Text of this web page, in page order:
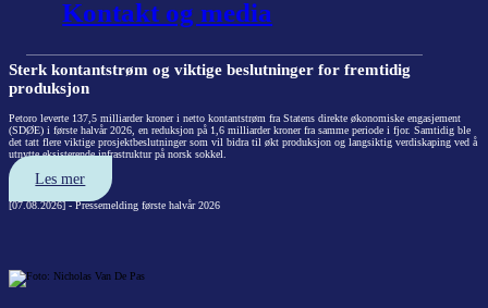
Kontakt og media
Sterk kontantstrøm og viktige beslutninger for fremtidig
produksjon
Petoro leverte 137,5 milliarder kroner i netto kontantstrøm fra Statens direkte økonomiske engasjement
(SDØE) i første halvår 2026, en reduksjon på 1,6 milliarder kroner fra samme periode i fjor. Samtidig ble
det tatt flere viktige prosjektbeslutninger som vil bidra til økt produksjon og langsiktig verdiskaping ved å
utnytte eksisterende infrastruktur på norsk sokkel.
Les mer
[07.08.2026] - Pressemelding første halvår 2026